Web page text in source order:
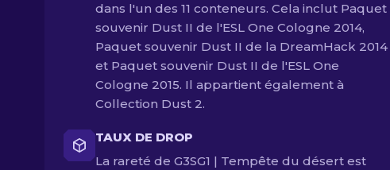
dans l'un des 11 conteneurs. Cela inclut Paquet
souvenir Dust II de l'ESL One Cologne 2014,
Paquet souvenir Dust II de la DreamHack 2014
et Paquet souvenir Dust II de l'ESL One
Cologne 2015. Il appartient également à
Collection Dust 2.
TAUX DE DROP
La rareté de G3SG1 | Tempête du désert est